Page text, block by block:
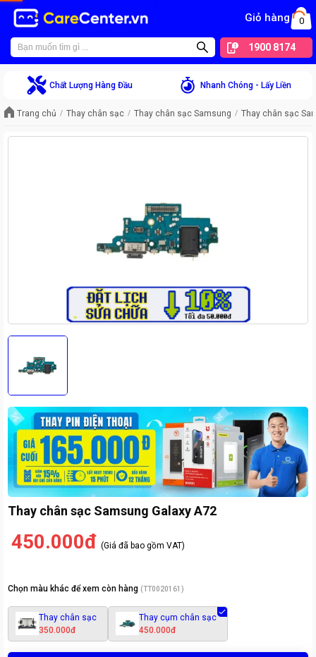
Giỏ hàng 0
1900 8174
Chất Lượng Hàng Đầu Nhanh Chóng - Lấy Liền
Trang chủ Thay chân sạc Thay chân sạc Samsung Thay chân sạc
Thay chân sạc Samsung Galaxy A72
450.000đ (Giá đã bao gồm VAT)
Chọn màu khác để xem còn hàng (TT0020161 )
Thay chân sạc
350.000đ
Thay cụm chân sạc
450.000đ